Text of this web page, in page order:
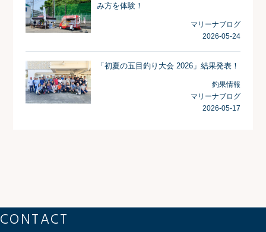
み方を体験！
マリーナブログ
2026-05-24
「初夏の五目釣り大会 2026」結果発表！
釣果情報
マリーナブログ
2026-05-17
CONTACT